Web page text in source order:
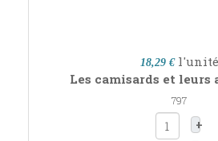
18,29 € l'unité
Les camisards et leurs
797
+